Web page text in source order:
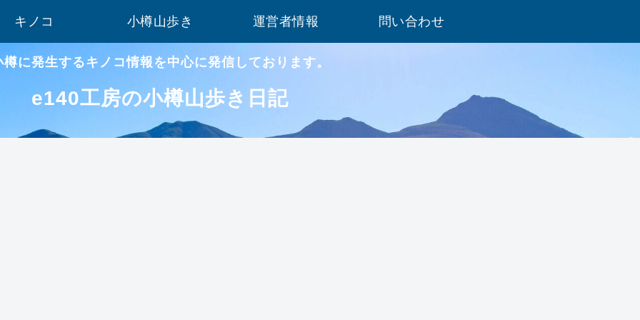
樽に発生するキノコ情報を中心に発信しております。
e140工房の小樽山歩き日記
キノコ 小樽山歩き 運営者情報 問い合わせ